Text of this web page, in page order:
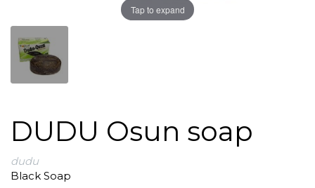
Tap to expand
DUDU Osun soap
dudu
Black Soap